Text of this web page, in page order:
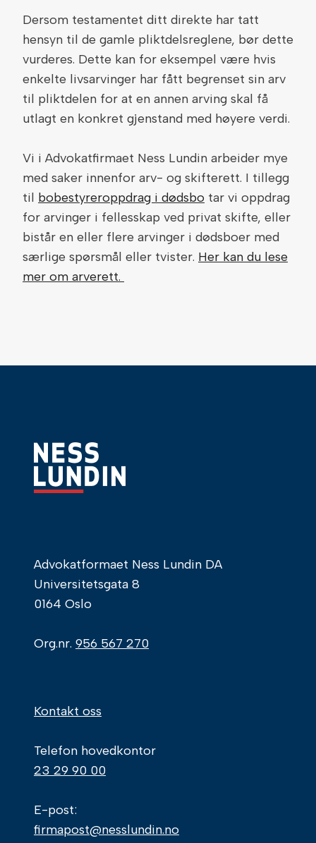
Dersom testamentet ditt direkte har tatt
hensyn til de gamle pliktdelsreglene, bør dette
vurderes. Dette kan for eksempel være hvis
enkelte livsarvinger har fått begrenset sin arv
til pliktdelen for at en annen arving skal få
utlagt en konkret gjenstand med høyere verdi.
Vi i Advokatfirmaet Ness Lundin arbeider mye
med saker innenfor arv- og skifterett. I tillegg
til bobestyreroppdrag i dødsbo tar vi oppdrag
for arvinger i fellesskap ved privat skifte, eller
bistår en eller flere arvinger i dødsboer med
særlige spørsmål eller tvister. Her kan du lese
mer om arverett.
Advokatformaet Ness Lundin DA
Universitetsgata 8
0164 Oslo
Org.nr. 956 567 270
Kontakt oss
Telefon hovedkontor
23 29 90 00
E-post:
firmapost@nesslundin.no